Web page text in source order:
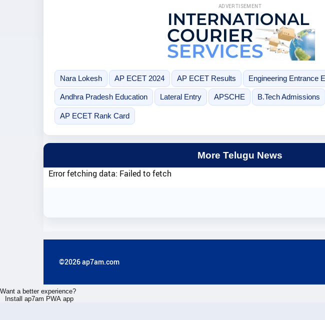
ADVERTISEMENT
Nara Lokesh AP ECET 2024 AP ECET Results Engineering Entrance
Andhra Pradesh Education Lateral Entry APSCHE B.Tech Admissions
AP ECET Rank Card
More Telugu News
Error fetching data: Failed to fetch
©2026 ap7am.com
Want a better experience?
Install ap7am PWA app